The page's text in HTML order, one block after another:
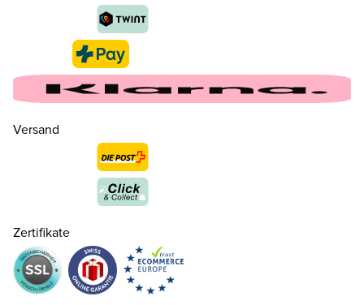
CHF 99.00
37 ( 4 ) CHF 99.00
37.5 ( 4½ ) CHF 99.00
Versand
Zertifikate